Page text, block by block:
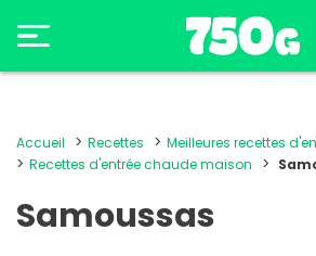
Accueil Recettes
Meilleures recettes
Recettes d'entrée chaude maison
Samoussas